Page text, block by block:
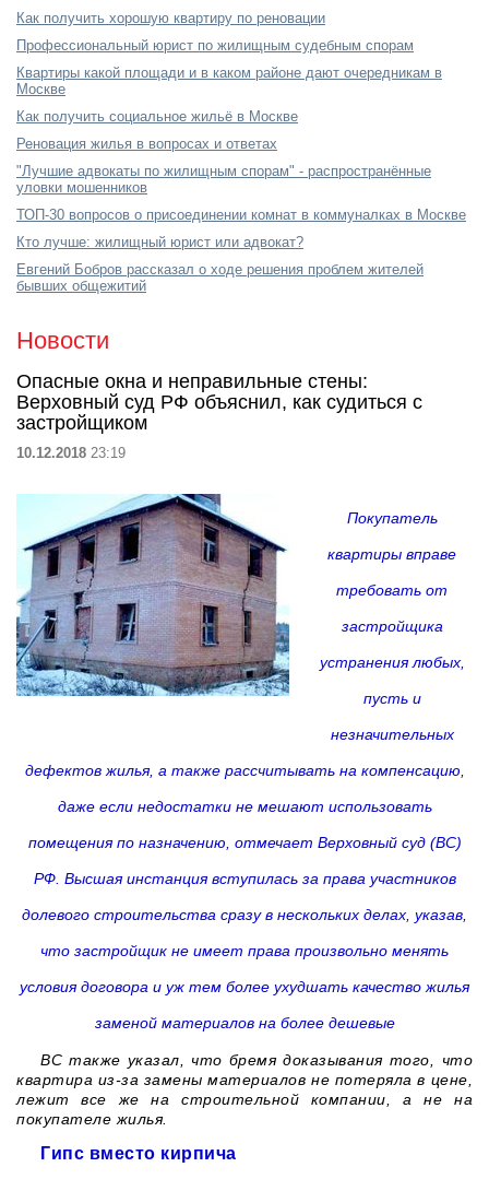
Как получить хорошую квартиру по реновации
Профессиональный юрист по жилищным судебным спорам
Квартиры какой площади и в каком районе дают очередникам в
Москве
Как получить социальное жильё в Москве
Реновация жилья в вопросах и ответах
"Лучшие адвокаты по жилищным спорам" - распространённые
уловки мошенников
ТОП-30 вопросов о присоединении комнат в коммуналках в Москве
Кто лучше: жилищный юрист или адвокат?
Евгений Бобров рассказал о ходе решения проблем жителей
бывших общежитий
Новости
Опасные окна и неправильные стены:
Верховный суд РФ объяснил, как судиться с
застройщиком
10.12.2018 23:19
Покупатель
квартиры вправе
требовать от
застройщика
устранения любых,
пусть и
незначительных
дефектов жилья, а также рассчитывать на компенсацию,
даже если недостатки не мешают использовать
помещения по назначению, отмечает Верховный суд (ВС)
РФ. Высшая инстанция вступилась за права участников
долевого строительства сразу в нескольких делах, указав,
что застройщик не имеет права произвольно менять
условия договора и уж тем более ухудшать качество жилья
заменой материалов на более дешевые
ВС также указал, что бремя доказывания того, что
квартира из-за замены материалов не потеряла в цене,
лежит все же на строительной компании, а не на
покупателе жилья.
Гипс вместо кирпича